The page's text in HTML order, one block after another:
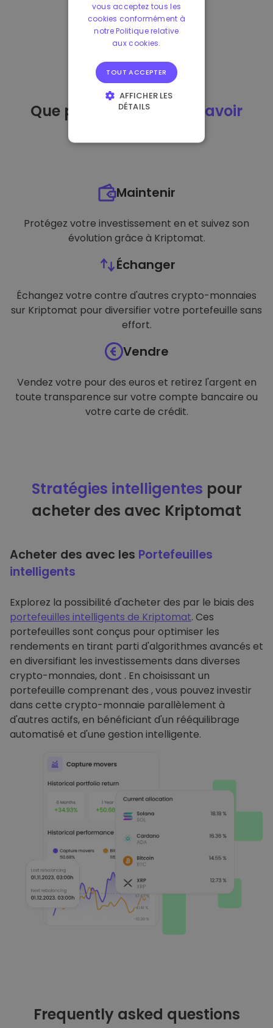
Que puis-je faire
après avoir
Maintenir
Protégez votre investissement en et suivez son
évolution grâce à Kriptomat.
Échanger
Échangez votre contre d'autres crypto-monnaies
sur Kriptomat pour diversifier votre portefeuille sans
effort.
Vendre
Vendez votre pour des euros et retirez l'argent en
toute transparence sur votre compte bancaire ou
votre carte de crédit.
Stratégies intelligentes pour
acheter des avec Kriptomat
Acheter des avec les Portefeuilles
intelligents
Explorez la possibilité d'acheter des par le biais des
portefeuilles intelligents de Kriptomat. Ces
portefeuilles sont conçus pour optimiser les
rendements en tirant parti d'algorithmes avancés et
en diversifiant les investissements dans diverses
crypto-monnaies, dont . En choisissant un
portefeuille comprenant des , vous pouvez investir
dans cette crypto-monnaie parallèlement à
d'autres actifs, en bénéficiant d'un rééquilibrage
automatisé et d'une gestion intelligente.
Frequently asked questions
vous acceptez tous les
cookies conformément à
notre Politique relative
aux cookies.
TOUT ACCEPTER
AFFICHER LES
DÉTAILS
FONCTIONNALITÉ